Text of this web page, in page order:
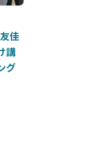
佳
講
グ